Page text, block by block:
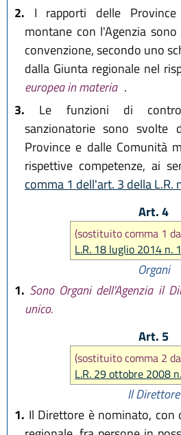
2. I rapporti delle
montane con l'Agenzia
convenzione, secondo uno
dalla Giunta regionale nel
europea in materia .
3. Le funzioni di
sanzionatorie sono svolte
Province e dalle Comunità
rispettive competenze, ai
comma 1 dell'art. 3 della L.R.
Art. 4
(sostituito comma 1
L.R. 18 luglio 2014 n.
Organi
1. Sono Organi dell'Agenzia il
unico.
Art. 5
(sostituito comma 2
L.R. 29 ottobre 2008
Il Direttore
1. Il Direttore è nominato, con